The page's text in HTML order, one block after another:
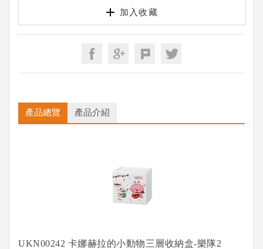
加入收藏
產品總覽 產品介紹
UKN00242 卡娜赫拉的小動物三層收納盒-樂隊2